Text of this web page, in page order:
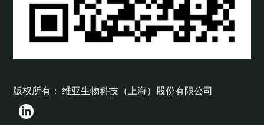
版权所有： 维亚生物科技（上海）股份有限公司